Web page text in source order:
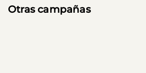
Otras campañas